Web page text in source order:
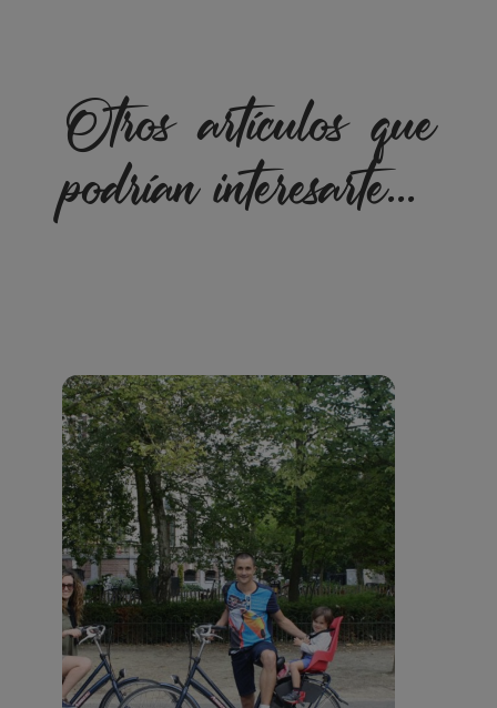
Otros artículos que
podrían interesarte...